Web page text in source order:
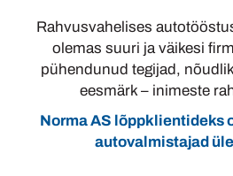
Rahvusvahelises
olemas suuri ja väikesi
pühendunud tegijad,
eesmärk – inimeste
Norma AS lõppklientideks
autovalmistajad